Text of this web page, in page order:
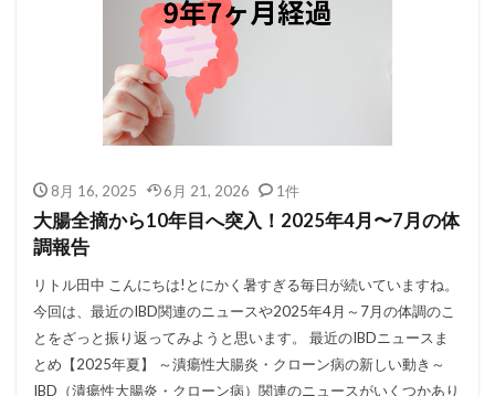
8月 16, 2025 6月 21, 2026 1件
大腸全摘から10年目へ突入！2025年4月〜7月の体
調報告
リトル田中 こんにちは!とにかく暑すぎる毎日が続いていますね。
今回は、最近のIBD関連のニュースや2025年4月～7月の体調のこ
とをざっと振り返ってみようと思います。 最近のIBDニュースま
とめ【2025年夏】 ～潰瘍性大腸炎・クローン病の新しい動き～
IBD（潰瘍性大腸炎・クローン病）関連のニュースがいくつかあり